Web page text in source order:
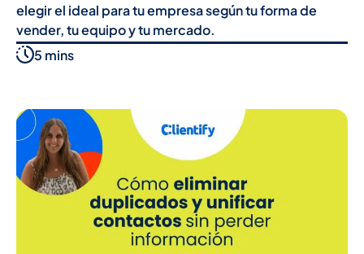
elegir el ideal para tu empresa según tu forma de
vender, tu equipo y tu mercado.
5 mins